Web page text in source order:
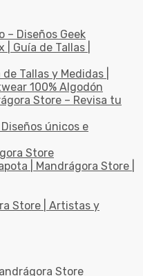
– Diseños Geek
Guía de Tallas |
Tallas y Medidas |
100% Algodón
Store – Revisa tu
únicos e
Store
| Mandrágora Store |
Store | Artistas y
Store